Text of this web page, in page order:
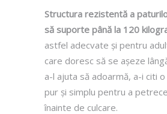
Structura rezistentă a
să suporte până la 120
astfel adecvate și pentru
care doresc să se așeze
a-l ajuta să adoarmă, a-i citi
pur și simplu pentru a
înainte de culcare.